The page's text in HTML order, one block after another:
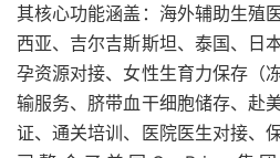
其核心功能涵盖：海外辅助生殖
西亚、吉尔吉斯斯坦、泰国、日
孕资源对接、女性生育力保存（
输服务、脐带血干细胞储存、赴
证、通关培训、医院医生对接、